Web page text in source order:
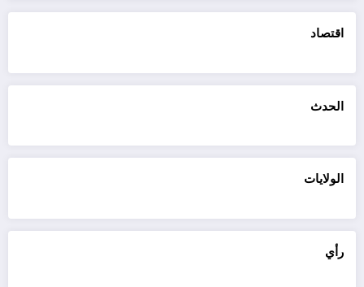
اقتصاد
الحدث
الولايات
رأي